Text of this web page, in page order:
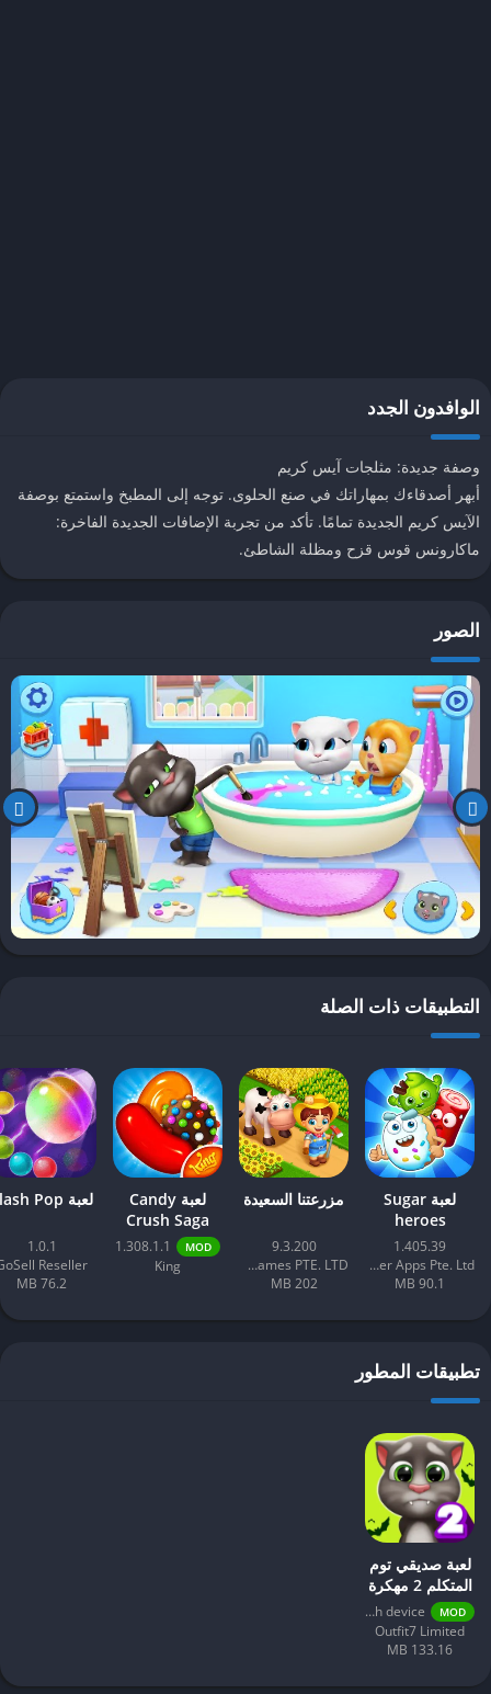
الوافدون الجدد
وصفة جديدة: مثلجات آيس كريم
أبهر أصدقاءك بمهاراتك في صنع الحلوى. توجه إلى المطبخ واستمتع بوصفة
الآيس كريم الجديدة تمامًا. تأكد من تجربة الإضافات الجديدة الفاخرة:
ماكارونس قوس قزح ومظلة الشاطئ.
الصور
التطبيقات ذات الصلة
لعبة Sugar
heroes
1.405.39
Clever Apps Pte. Ltd.
90.1 MB
مزرعتنا السعيدة
9.3.200
Century Games PTE. LTD.
202 MB
لعبة Candy
Crush Saga
مهكرة APK
MOD
1.308.1.1
King
لعبة Flash Pop
1.0.1
Reseller
76.2 MB
تطبيقات المطور
لعبة صديقي توم
المتكلم 2 مهكرة
MOD
Varies with device
Outfit7 Limited
133.16 MB